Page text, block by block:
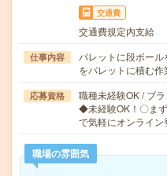
交通費
交通費規定内支給
仕事内容
パレットに段ボー
をパレットに積む
応募資格
職種未経験OK / ブ
◆未経験OK！〇ま
で気軽にオンライ
職場の雰囲気